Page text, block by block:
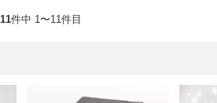
11件中 1〜11件目